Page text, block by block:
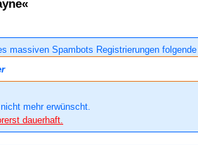
massiven Spambots Registrierungen
mehr erwünscht.
dauerhaft.